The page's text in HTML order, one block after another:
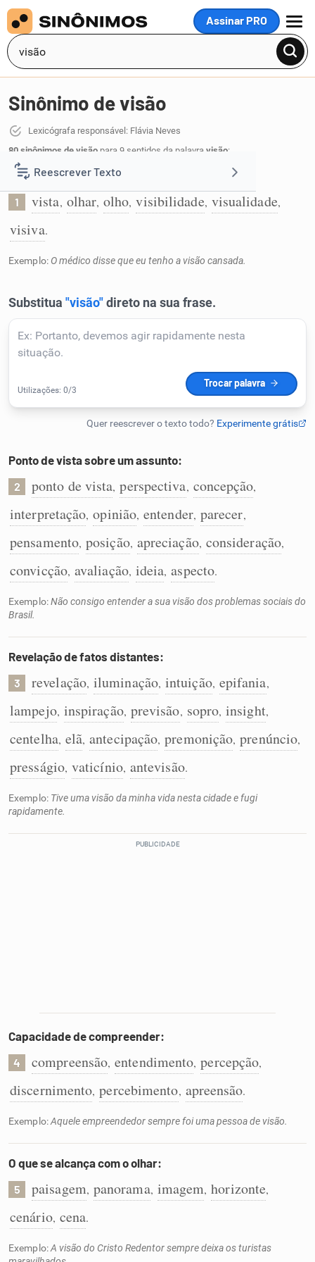
Assinar PRO
MENU
Reescrever Texto
Resumir Texto
Humanizador de IA
Cata-letras
Caça-palavras
Dicionário
Sinônimos
Sinônimo de visão
Lexicógrafa responsável: Flávia Neves
80 sinônimos de visão para 9 sentidos da palavra visão:
Ato ou sentido de ver:
1 vista, olhar, olho, visibilidade, visualidade,
visiva.
Exemplo: O médico disse que eu tenho a visão cansada.
Ponto de vista sobre um assunto:
2 ponto de vista, perspectiva, concepção,
interpretação, opinião, entender, parecer,
pensamento, posição, apreciação, consideração,
convicção, avaliação, ideia, aspecto.
Exemplo:Não consigo entender a sua visão dos problemas sociais do
Brasil.
Revelação de fatos distantes:
3 revelação, iluminação, intuição, epifania,
lampejo, inspiração, previsão, sopro, insight,
centelha, elã, antecipação, premonição, prenúncio,
presságio, vaticínio, antevisão.
Exemplo: Tive uma visão da minha vida nesta cidade e fugi
rapidamente.
Capacidade de compreender:
4 compreensão, entendimento, percepção,
discernimento, percebimento, apreensão.
Exemplo:Aquele empreendedor sempre foi uma pessoa de visão.
O que se alcança com o olhar:
5 paisagem, panorama, imagem, horizonte,
cenário, cena.
Exemplo:A visão do Cristo Redentor sempre deixa os turistas